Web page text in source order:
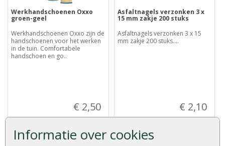
Informatie over cookies
Werkhandschoenen Oxxo
groen-geel
Werkhandschoenen Oxxo zijn de
handschoenen voor het werken
in de tuin. Comfortabele
handschoen en go..
€ 2,50
Asfaltnagels verzonken 3 x
15 mm zakje 200 stuks
Asfaltnagels verzonken 3 x 15
mm zakje 200 stuks....
€ 2,10